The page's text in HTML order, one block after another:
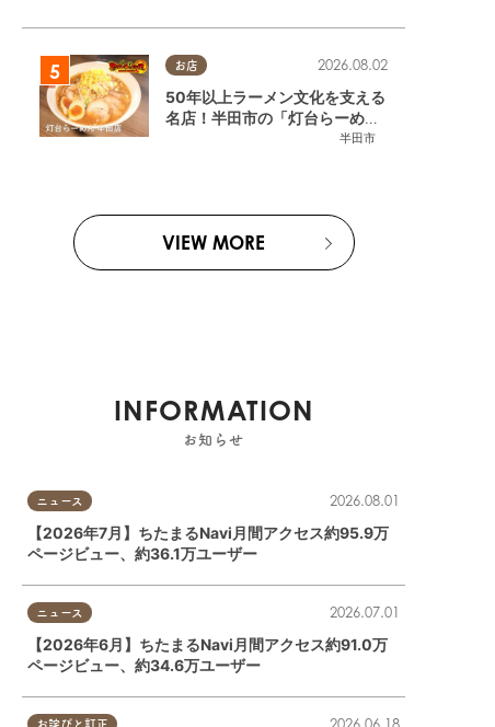
お店
半田市
2026.08.02
50年以上ラーメン文化を支える
名店！半田市の「灯台らーめん
半田店」へ【熱血ラーメン伝 8
VIEW MORE
INFORMATION
お知らせ
ニュース 2026.08.01
【2026年7月】ちたまるNavi月間アクセス約95.9万
ページビュー、約36.1万ユーザー
ニュース 2026.07.01
【2026年6月】ちたまるNavi月間アクセス約91.0万
ページビュー、約34.6万ユーザー
お詫びと訂正